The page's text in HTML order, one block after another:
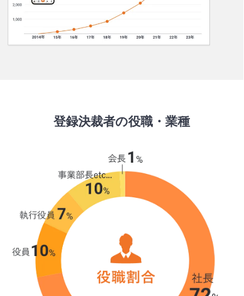
登録決裁者の役職・業種